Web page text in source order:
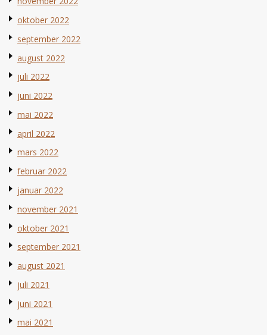
oktober 2022
september 2022
august 2022
juli 2022
juni 2022
mai 2022
april 2022
mars 2022
februar 2022
januar 2022
november 2021
oktober 2021
september 2021
august 2021
juli 2021
juni 2021
mai 2021